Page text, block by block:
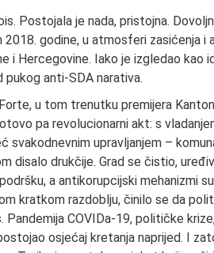
Postojala je nada, pristojna.
2018. godine, u atmosferi zasićenja
i Hercegovine. Iako je izgledao kao
pukog anti-SDA narativa.
u tom trenutku premijera
pa revolucionarni akt: s
svakodnevnim upravljanjem –
disalo drukčije. Grad se čistio,
a antikorupcijski mehanizmi
kratkom razdoblju, činilo se da
COVIDa-19, političke
osjećaj kretanja naprijed. I